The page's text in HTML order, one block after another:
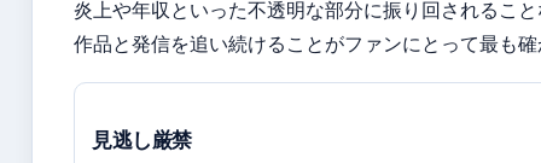
炎上や年収といった不透明な部分に振り回されるこ
作品と発信を追い続けることがファンにとって最も
見逃し厳禁